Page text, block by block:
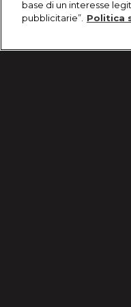
base di un interesse
pubblicitarie”. Politica